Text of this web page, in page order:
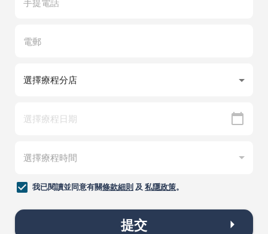
我已閱讀並同意有關條款細則 及 私隱政策。
提交